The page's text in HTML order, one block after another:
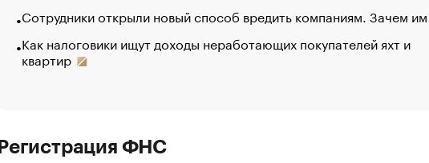
Сотрудники открыли новый способ вредить компаниям. Зачем
Как налоговики ищут доходы неработающих покупателей яхт и
квартир
Регистрация ФНС